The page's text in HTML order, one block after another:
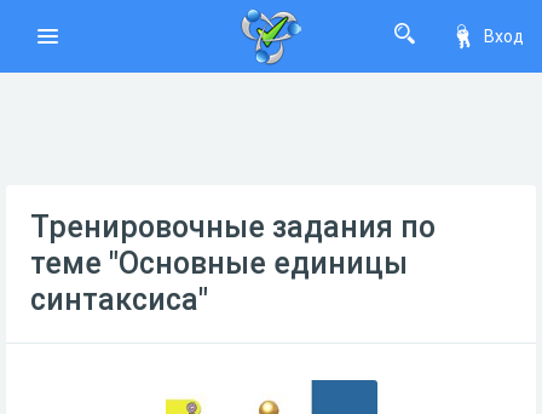
Вход
Тренировочные задания по
теме "Основные единицы
синтаксиса"